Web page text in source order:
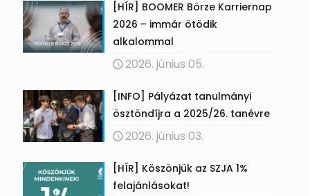
[HÍR] BOOMER Börze Karriernap
2026 – immár ötödik
alkalommal
2026. június 05.
[INFO] Pályázat tanulmányi
ösztöndíjra a 2025/26. tanévre
2026. június 03.
[HÍR] Köszönjük az SZJA 1%
felajánlásokat!